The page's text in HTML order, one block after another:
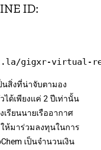
ID:
gigxr-virtual-
นสิ่งที่น่าจับตามอง
ด้เพียงแค่ 2 ปีเท่านั้น
รียนนายเรืออากาศ
ห้มาร่วมลงทุนในการ
เป็นจำนวนเงิน